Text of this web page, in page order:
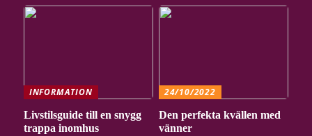
INFORMATION
Livstilsguide till en snygg
trappa inomhus
24/10/2022
Den perfekta kvällen med
vänner